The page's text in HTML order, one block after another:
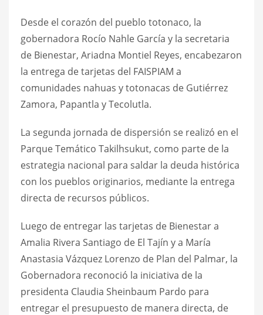
Desde el corazón del pueblo totonaco, la
gobernadora Rocío Nahle García y la secretaria
de Bienestar, Ariadna Montiel Reyes, encabezaron
la entrega de tarjetas del FAISPIAM a
comunidades nahuas y totonacas de Gutiérrez
Zamora, Papantla y Tecolutla.
La segunda jornada de dispersión se realizó en el
Parque Temático Takilhsukut, como parte de la
estrategia nacional para saldar la deuda histórica
con los pueblos originarios, mediante la entrega
directa de recursos públicos.
Luego de entregar las tarjetas de Bienestar a
Amalia Rivera Santiago de El Tajín y a María
Anastasia Vázquez Lorenzo de Plan del Palmar, la
Gobernadora reconoció la iniciativa de la
presidenta Claudia Sheinbaum Pardo para
entregar el presupuesto de manera directa, de